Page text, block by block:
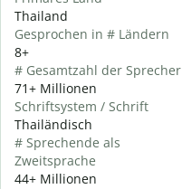
Thailand
Gesprochen in # Ländern
8+
# Gesamtzahl der Sprecher
71+ Millionen
Schriftsystem / Schrift
Thailändisch
# Sprechende als
Zweitsprache
44+ Millionen